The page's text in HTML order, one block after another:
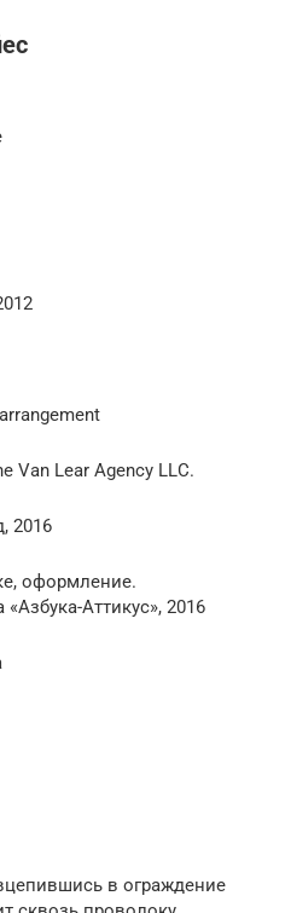
Van Lear Agency LLC.
2016
оформление.
Аттикус», 2016
в ограждение